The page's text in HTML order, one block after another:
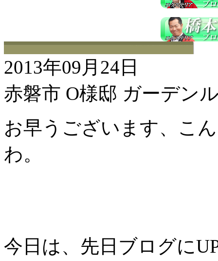
2013年09月24日
赤磐市 O様邸 ガーデン
お早うございます、こ
わ。
今日は、先日ブログに